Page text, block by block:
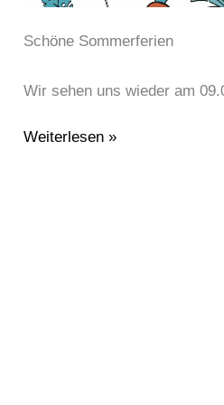
Schöne Sommerferien
Wir sehen uns wieder am
Weiterlesen »